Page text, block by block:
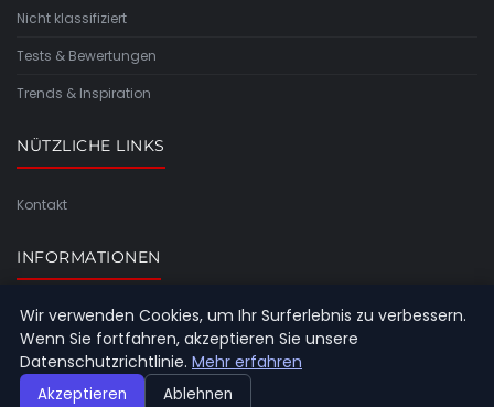
Nicht klassifiziert
Tests & Bewertungen
Trends & Inspiration
NÜTZLICHE LINKS
Kontakt
INFORMATIONEN
Seitenübersicht
Wir verwenden Cookies, um Ihr Surferlebnis zu verbessern.
Wenn Sie fortfahren, akzeptieren Sie unsere
Datenschutzrichtlinie. Mehr erfahren
Akzeptieren Ablehnen